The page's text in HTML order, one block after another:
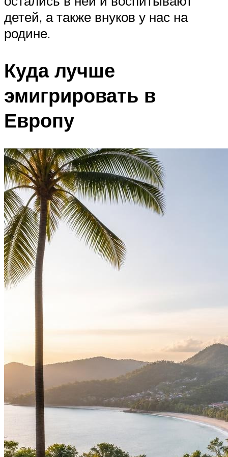
детей, а также внуков у нас на
родине.
Куда лучше
эмигрировать в
Европу